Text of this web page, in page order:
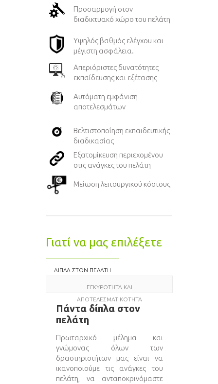
Προσαρμογή στον
διαδικτυακό χώρο του πελάτη
Υψηλός βαθμός ελέγχου και
μέγιστη ασφάλεια.
Απεριόριστες δυνατότητες
εκπαίδευσης και εξέτασης
Αυτόματη εμφάνιση
αποτελεσμάτων
Βελτιστοποίηση εκπαιδευτικής
διαδικασίας
Εξατομίκευση περιεχομένου
στις ανάγκες του πελάτη
Μείωση λειτουργικού κόστους
Γιατί να μας επιλέξετε
ΔΙΠΛΑ ΣΤΟΝ ΠΕΛΑΤΗ
ΕΓΚΥΡΟΤΗΤΑ ΚΑΙ
ΑΠΟΤΕΛΕΣΜΑΤΙΚΟΤΗΤΑ
Πάντα δίπλα στον
πελάτη
Πρωταρχικό μέλημα και
γνώμονας όλων των
δραστηριοτήτων μας είναι να
ικανοποιούμε τις ανάγκες του
πελάτη, να ανταποκρινόμαστε